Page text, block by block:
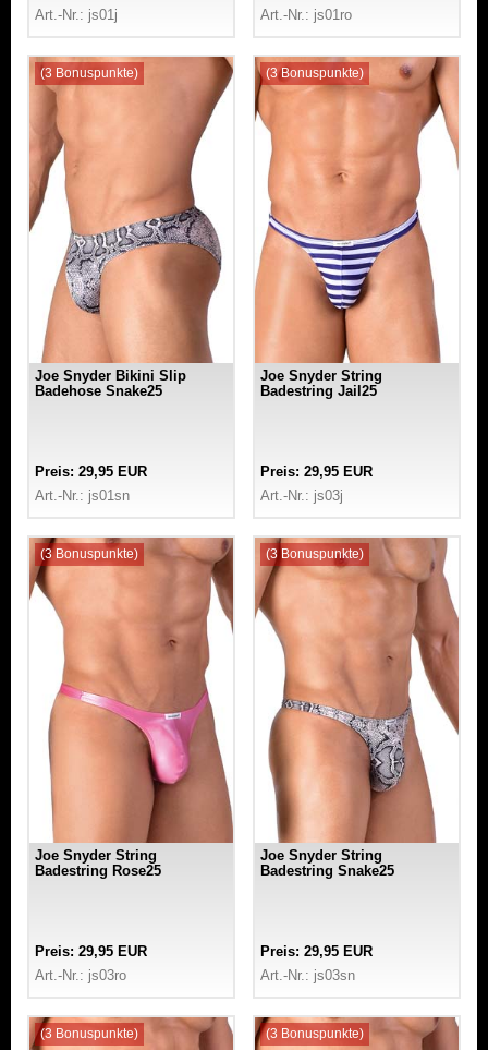
Art.-Nr.: js01j
Art.-Nr.: js01ro
(3 Bonuspunkte)
Joe Snyder Bikini Slip
Badehose Snake25
Preis: 29,95 EUR
Art.-Nr.: js01sn
(3 Bonuspunkte)
Joe Snyder String
Badestring Jail25
Preis: 29,95 EUR
Art.-Nr.: js03j
(3 Bonuspunkte)
Joe Snyder String
Badestring Rose25
Preis: 29,95 EUR
Art.-Nr.: js03ro
(3 Bonuspunkte)
Joe Snyder String
Badestring Snake25
Preis: 29,95 EUR
Art.-Nr.: js03sn
(3 Bonuspunkte) (3 Bonuspunkte)